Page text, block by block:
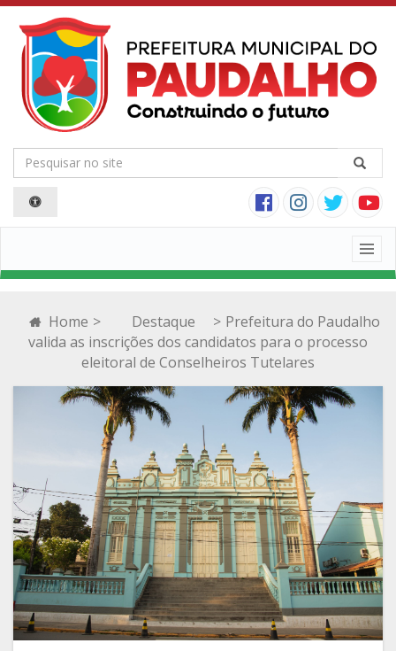
Home > Destaque > Prefeitura do Paudalho
valida as inscrições dos candidatos para o processo
eleitoral de Conselheiros Tutelares